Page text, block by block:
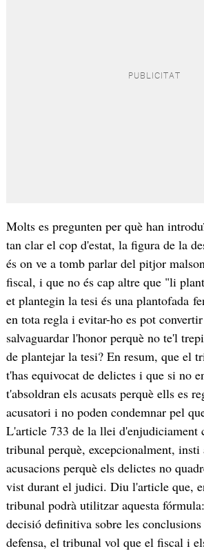
Molts es pregunten per què han
tan clar el cop d'estat, la figura de la
és on ve a tomb parlar del pitjor
fiscal, i que no és cap altre que "li
et plantegin la tesi és una plantofada
en tota regla i evitar-ho es pot
salvaguardar l'honor perquè no te'l
de plantejar la tesi? En resum, que el
t'has equivocat de delictes i que si no
t'absoldran els acusats perquè ells es
acusatori i no poden condemnar pel
L'article 733 de la llei d'enjudiciament
tribunal perquè, excepcionalment, insti
acusacions perquè els delictes no
vist durant el judici. Diu l'article que,
tribunal podrà utilitzar aquesta
decisió definitiva sobre les
defensa, el tribunal vol que el fiscal i